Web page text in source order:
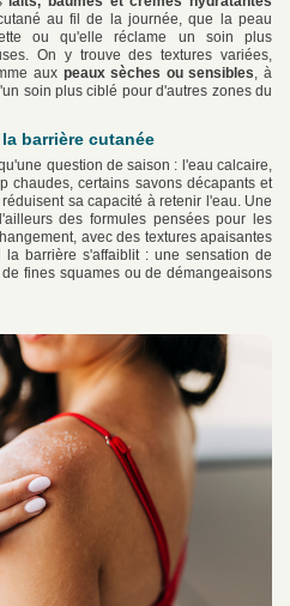
au fil de la journée, que la peau
ou qu'elle réclame un soin plus
On y trouve des textures variées,
aux peaux sèches ou sensibles, à
soin plus ciblé pour d'autres zones du
barrière cutanée
question de saison : l'eau calcaire,
chaudes, certains savons décapants et
sa capacité à retenir l'eau. Une
des formules pensées pour les
avec des textures apaisantes
barrière s'affaiblit : une sensation de
de fines squames ou de démangeaisons